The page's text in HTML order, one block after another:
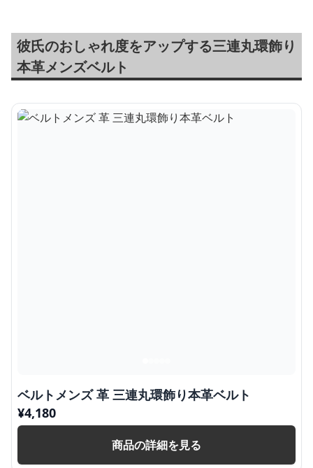
彼氏のおしゃれ度をアップする三連丸環飾り
本革メンズベルト
ベルトメンズ 革 三連丸環飾り本革ベルト
¥4,180
商品の詳細を見る